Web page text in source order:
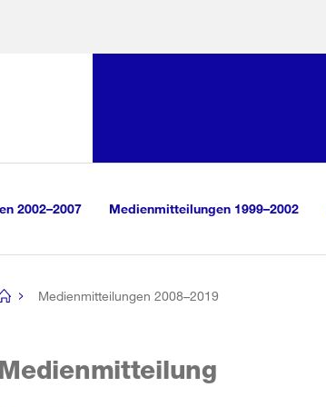
2002–2007 Medienmitteilungen 1999–2002
Medienmitteilungen 2008–2019